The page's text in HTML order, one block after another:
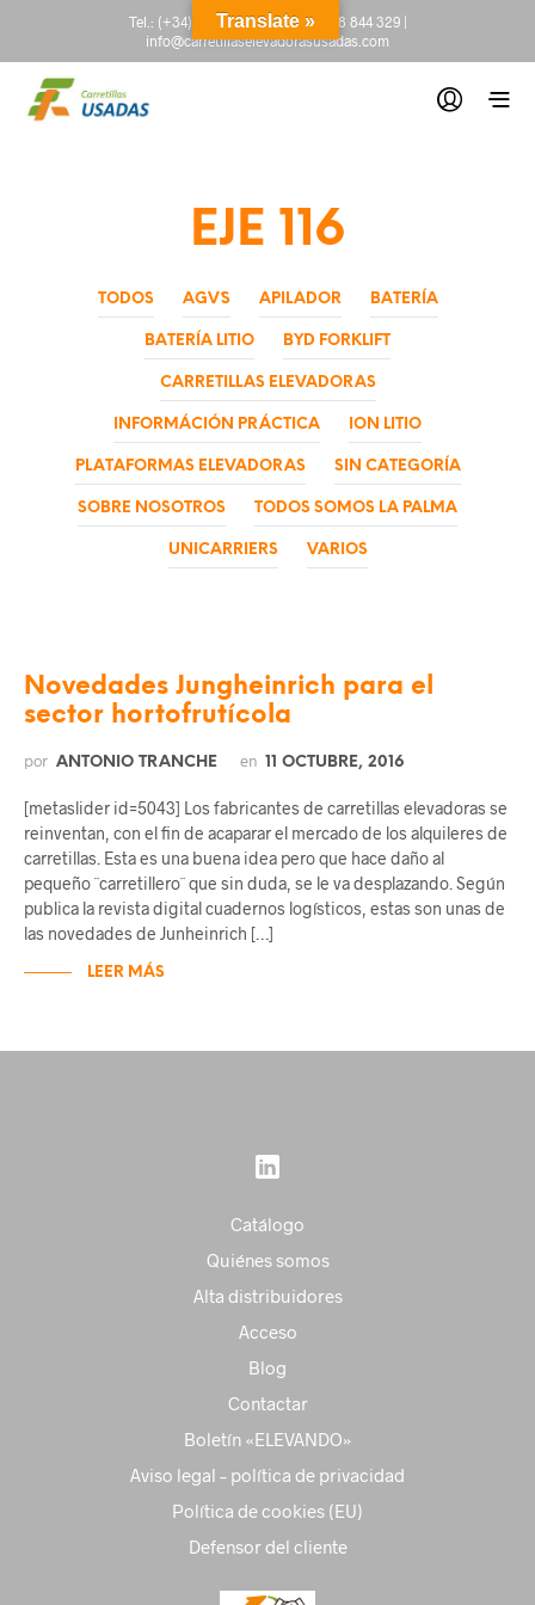
Tel.: (+34) 665 845 222-(+34) 918 844 329|
info@carretillaselevadorasusadas.com
EJE 116
TODOS AGV´S APILADOR BATERÍA
BATERÍA LITIO BYD FORKLIFT
CARRETILLAS ELEVADORAS
INFORMÁCIÓN PRÁCTICA ION LITIO
PLATAFORMAS ELEVADORAS SIN CATEGORÍA
SOBRE NOSOTROS TODOS SOMOS LA PALMA
UNICARRIERS VARIOS
Novedades Jungheinrich para el
sector hortofrutícola
por ANTONIO TRANCHE en 11 OCTUBRE, 2016
[metaslider id=5043] Los fabricantes de carretillas elevadoras se
reinventan, con el fin de acaparar el mercado de los alquileres de
carretillas. Esta es una buena idea pero que hace daño al
pequeño ¨carretillero¨ que sin duda, se le va desplazando. Según
publica la revista digital cuadernos logísticos, estas son unas de
las novedades de Junheinrich […]
LEER MÁS
Catálogo
Quiénes somos
Alta distribuidores
Acceso
Blog
Contactar
Boletín «ELEVANDO»
Aviso legal – política de privacidad
Política de cookies (EU)
Defensor del cliente
Translate »